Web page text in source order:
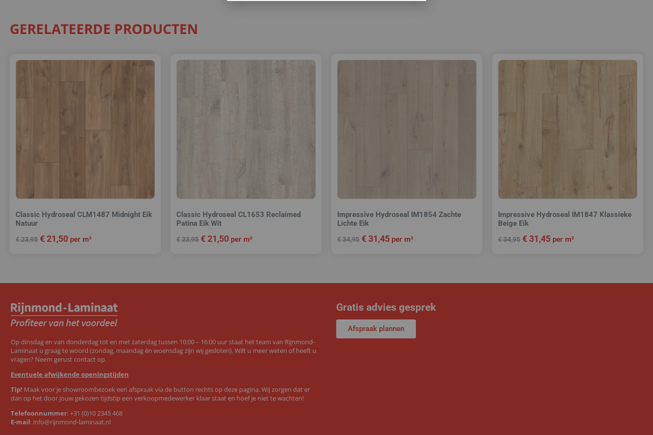
GERELATEERDE PRODUCTEN
Classic Hydroseal CLM1487 Midnight Eik
Natuur
€23,95 €21,50 per m²
Classic Hydroseal CL1653 Reclaimed
Patina Eik Wit
€23,95 €21,50 per m²
Impressive Hydroseal IM1854 Zachte
Lichte Eik
€34,95 €31,45 per m²
Impressive Hydroseal IM1847 Klassieke
Beige Eik
€34,95 €31,45 per m²
Op dinsdag en van donderdag tot en met zaterdag tussen 10:00 – 16:00 uur staat het team van Rijnmond-
Laminaat u graag te woord (zondag, maandag én woensdag zijn wij gesloten). Wilt u meer weten of heeft u
vragen? Neem gerust contact op.
Eventuele afwijkende openingstijden
Tip! Maak voor je showroombezoek een afspraak via de button rechts op deze pagina. Wij zorgen dat er
dan op het door jouw gekozen tijdstip een verkoopmedewerker klaar staat en hoef je niet te wachten!
Telefoonnummer:+31 (0)10 2345 468
E-mail: info@rijnmond-laminaat.nl
Gratis advies gesprek
Afspraak plannen